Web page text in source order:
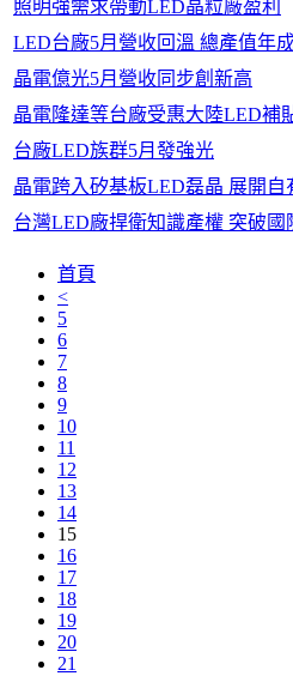
照明強需求帶動LED晶粒廠盈利
LED台廠5月營收回溫 總產值年
晶電億光5月營收同步創新高
晶電隆達等台廠受惠大陸LED補
台廠LED族群5月發強光
晶電跨入矽基板LED磊晶 展開自
台灣LED廠捍衛知識產權 突破國
首頁
<
5
6
7
8
9
10
11
12
13
14
15
16
17
18
19
20
21